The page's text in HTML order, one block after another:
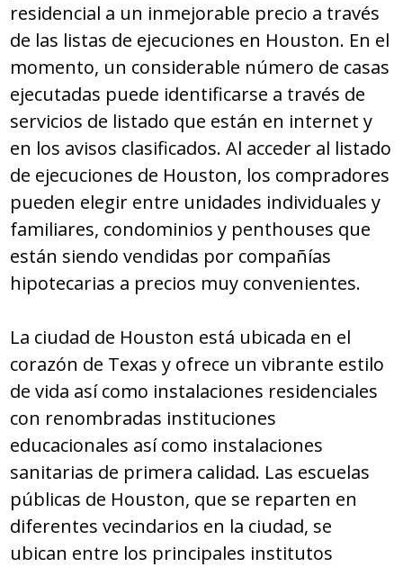
residencial a un inmejorable precio a través
de las listas de ejecuciones en Houston. En el
momento, un considerable número de casas
ejecutadas puede identificarse a través de
servicios de listado que están en internet y
en los avisos clasificados. Al acceder al listado
de ejecuciones de Houston, los compradores
pueden elegir entre unidades individuales y
familiares, condominios y penthouses que
están siendo vendidas por compañías
hipotecarias a precios muy convenientes.
La ciudad de Houston está ubicada en el
corazón de Texas y ofrece un vibrante estilo
de vida así como instalaciones residenciales
con renombradas instituciones
educacionales así como instalaciones
sanitarias de primera calidad. Las escuelas
públicas de Houston, que se reparten en
diferentes vecindarios en la ciudad, se
ubican entre los principales institutos